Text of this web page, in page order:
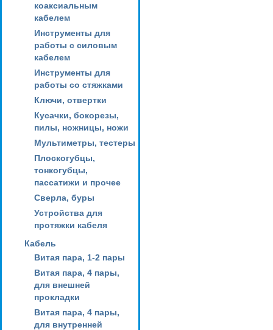
коаксиальным
кабелем
Инструменты для
работы с силовым
кабелем
Инструменты для
работы со стяжками
Ключи, отвертки
Кусачки, бокорезы,
пилы, ножницы, ножи
Мультиметры, тестеры
Плоскогубцы,
тонкогубцы,
пассатижи и прочее
Сверла, буры
Устройства для
протяжки кабеля
Кабель
Витая пара, 1-2 пары
Витая пара, 4 пары,
для внешней
прокладки
Витая пара, 4 пары,
для внутренней